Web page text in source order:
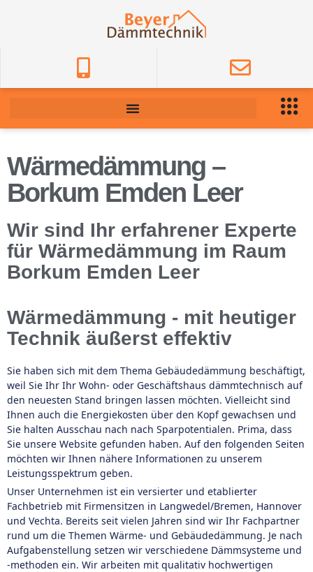
Wärmedämmung –
Borkum Emden Leer
Wir sind Ihr erfahrener Experte
für Wärmedämmung im Raum
Borkum Emden Leer
Wärmedämmung - mit heutiger
Technik äußerst effektiv
Sie haben sich mit dem Thema Gebäudedämmung beschäftigt,
weil Sie Ihr Ihr Wohn- oder Geschäftshaus dämmtechnisch auf
den neuesten Stand bringen lassen möchten. Vielleicht sind
Ihnen auch die Energiekosten über den Kopf gewachsen und
Sie halten Ausschau nach nach Sparpotentialen. Prima, dass
Sie unsere Website gefunden haben. Auf den folgenden Seiten
möchten wir Ihnen nähere Informationen zu unserem
Leistungsspektrum geben.
Unser Unternehmen ist ein versierter und etablierter
Fachbetrieb mit Firmensitzen in Langwedel/Bremen, Hannover
und Vechta. Bereits seit vielen Jahren sind wir Ihr Fachpartner
rund um die Themen Wärme- und Gebäudedämmung. Je nach
Aufgabenstellung setzen wir verschiedene Dämmsysteme und
-methoden ein. Wir arbeiten mit qualitativ hochwertigen